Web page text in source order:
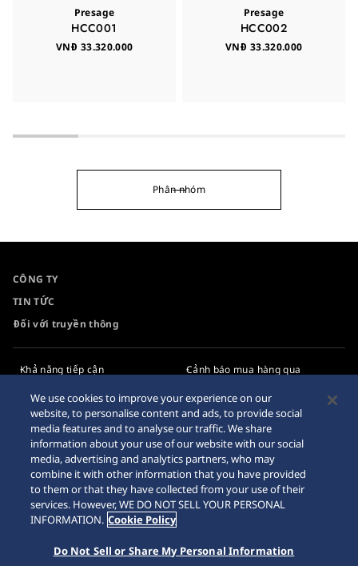
Presage
HCC001
VNĐ 33.320.000
Presage
HCC002
VNĐ 33.320.000
Phân nhóm
CÔNG TY
TIN TỨC
Đối với truyền thông
Khả năng tiếp cận
Yêu cầu
Cảnh báo mua hàng qua
Chính sách bảo mật
Chính sách cookie
Sơ đồ trang web
© 2026 Tập đoàn đồng hồ Seiko
We use cookies to improve your experience on our
website, to personalise content and ads, to provide social
media features and to analyse our traffic. We share
information about your use of our website with our social
media, advertising and analytics partners, who may
combine it with other information that you have provided
to them or that they have collected from your use of their
services. However, WE DO NOT SELL YOUR PERSONAL
INFORMATION. Cookie Policy
Do Not Sell or Share My Personal Information